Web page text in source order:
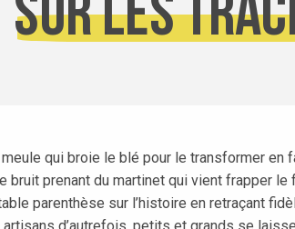
Sur les
qui broie le blé pour le transformer en
bruit prenant du martinet qui vient frapper
parenthèse sur l’histoire en retraçant